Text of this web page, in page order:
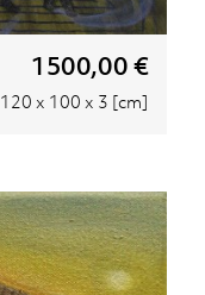
1500,00 €
120 x 100 x 3 [cm]